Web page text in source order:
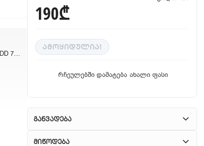
Seagate BarraCuda 2TB HDD 7200 RPM
190₾
ᲐᲛᲝᲧᲘᲓᲣᲚᲘᲐ!
რჩეულებში დამატება ახალი ფასი
განვადება
მიწოდება